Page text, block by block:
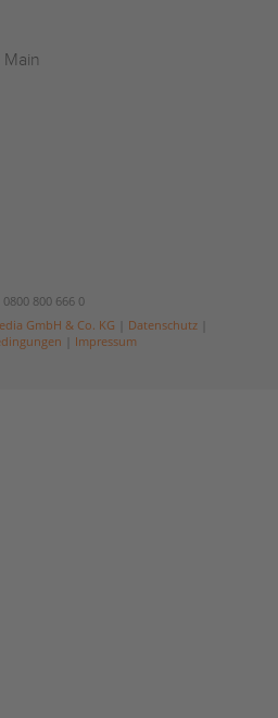
0800 800 666 0
GmbH & Co. KG Datenschutz|
Impressum